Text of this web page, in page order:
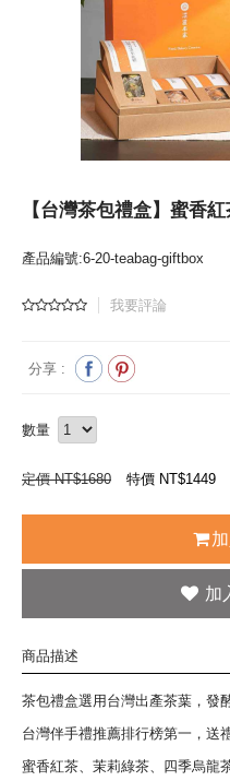
【台灣茶包禮盒】蜜香
產品編號:6-20-teabag-giftbox
我要評論
分享 :
數量
定價 NT$1680 特價 NT$1449
商品描述
茶包禮盒選用台灣出產茶葉，發
台灣伴手禮推薦排行榜第一，送
蜜香紅茶、茉莉綠茶、四季烏龍